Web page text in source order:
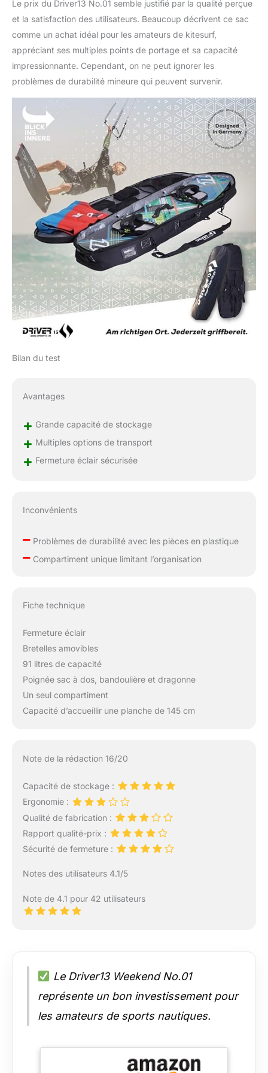
Le prix du Driver13 No.01 semble justifié par la qualité perçue
et la satisfaction des utilisateurs. Beaucoup décrivent ce sac
comme un achat idéal pour les amateurs de kitesurf,
appréciant ses multiples points de portage et sa capacité
impressionnante. Cependant, on ne peut ignorer les
problèmes de durabilité mineure qui peuvent survenir.
Bilan du test
Avantages
+ Grande capacité de stockage
+ Multiples options de transport
+ Fermeture éclair sécurisée
Inconvénients
–Problèmes de durabilité avec les pièces en plastique
–Compartiment unique limitant l’organisation
Fiche technique
Fermeture éclair
Bretelles amovibles
91 litres de capacité
Poignée sac à dos, bandoulière et dragonne
Un seul compartiment
Capacité d’accueillir une planche de 145 cm
Note de la rédaction 16/20
Capacité de stockage :
Ergonomie :
Qualité de fabrication :
Rapport qualité-prix :
Sécurité de fermeture :
Notes des utilisateurs 4.1/5
Note de 4.1 pour 42 utilisateurs
Le Driver13 Weekend No.01
représente un bon investissement pour
les amateurs de sports nautiques.